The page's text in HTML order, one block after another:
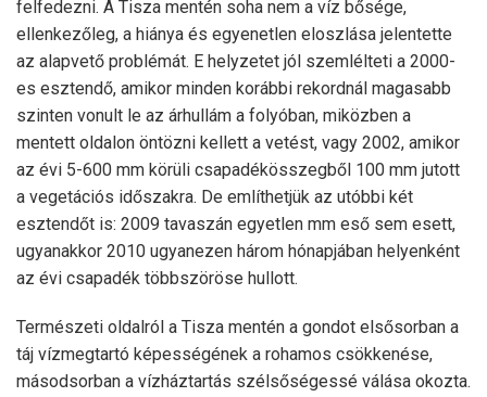
felfedezni. A Tisza mentén soha nem a víz bősége,
ellenkezőleg, a hiánya és egyenetlen eloszlása jelentette
az alapvető problémát. E helyzetet jól szemlélteti a 2000-
es esztendő, amikor minden korábbi rekordnál magasabb
szinten vonult le az árhullám a folyóban, miközben a
mentett oldalon öntözni kellett a vetést, vagy 2002, amikor
az évi 5-600 mm körüli csapadékösszegből 100 mm jutott
a vegetációs időszakra. De említhetjük az utóbbi két
esztendőt is: 2009 tavaszán egyetlen mm eső sem esett,
ugyanakkor 2010 ugyanezen három hónapjában helyenként
az évi csapadék többszöröse hullott.
Természeti oldalról a Tisza mentén a gondot elsősorban a
táj vízmegtartó képességének a rohamos csökkenése,
másodsorban a vízháztartás szélsőségessé válása okozta.